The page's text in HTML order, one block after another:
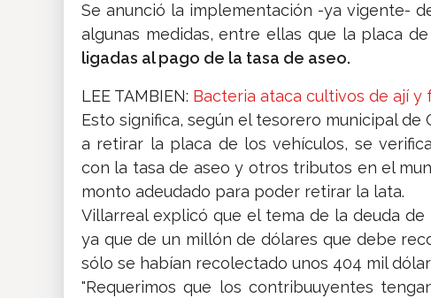
Se anunció la implementación -ya vigente-
algunas medidas, entre ellas que la placa
ligadas al pago de la tasa de aseo.
LEE TAMBIEN: Bacteria ataca cultivos de ají y
Esto significa, según el tesorero municipal
a retirar la placa de los vehículos, se
con la tasa de aseo y otros tributos en el
monto adeudado para poder retirar la lata.
Villarreal explicó que el tema de la deuda
ya que de un millón de dólares que debe
sólo se habían recolectado unos 404 mil
"Requerimos que los contribuuyentes